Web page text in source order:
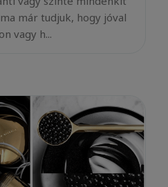
már tudjuk, hogy jóval
vagy h...